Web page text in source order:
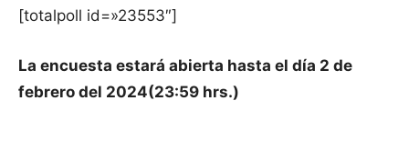
[totalpoll id=»23553″]
La encuesta estará abierta hasta el día 2 de
febrero del 2024(23:59 hrs.)